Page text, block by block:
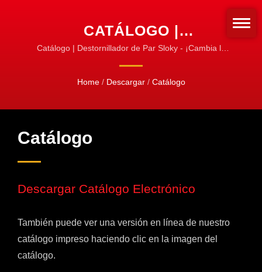
CATÁLOGO |
DESTORNILLADORES DE
PAR Y JUEGOS | LÍNEA
DE PRODUCTOS OFICIAL
DE SLOKY
Catálogo | Destornillador de Par Sloky - ¡Cambia la
Home / Descargar / Catálogo
Catálogo
Descargar Catálogo Electrónico
También puede ver una versión en línea de nuestro
catálogo impreso haciendo clic en la imagen del
catálogo.